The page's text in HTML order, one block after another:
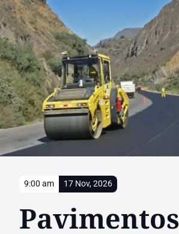
9:00 am 17 Nov, 2026
Pavimentos